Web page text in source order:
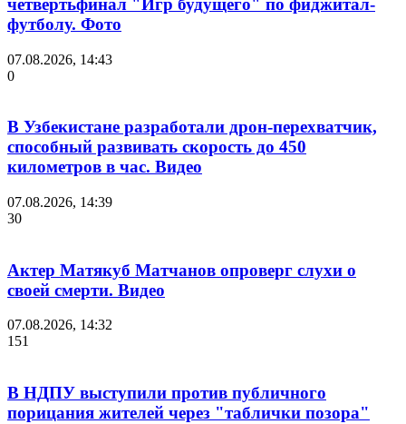
четвертьфинал "Игр будущего" по фиджитал-
футболу. Фото
07.08.2026, 14:43
0
В Узбекистане разработали дрон-перехватчик,
способный развивать скорость до 450
километров в час. Видео
07.08.2026, 14:39
30
Актер Матякуб Матчанов опроверг слухи о
своей смерти. Видео
07.08.2026, 14:32
151
В НДПУ выступили против публичного
порицания жителей через "таблички позора"